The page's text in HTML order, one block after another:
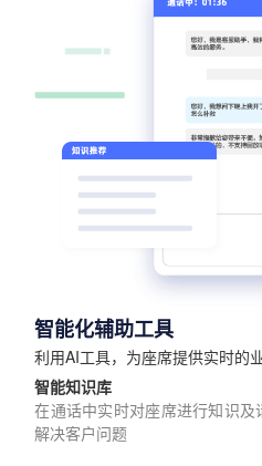
智能化辅助工具
利用AI工具，为座席提供实时的
智能知识库
在通话中实时对座席进行知识
解决客户问题